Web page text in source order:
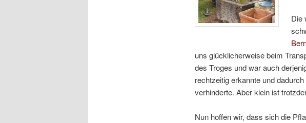
Die
uns glücklicherweise beim
des Troges und war auch
rechtzeitig erkannte und
verhinderte. Aber klein ist
Nun hoffen wir, dass sich die